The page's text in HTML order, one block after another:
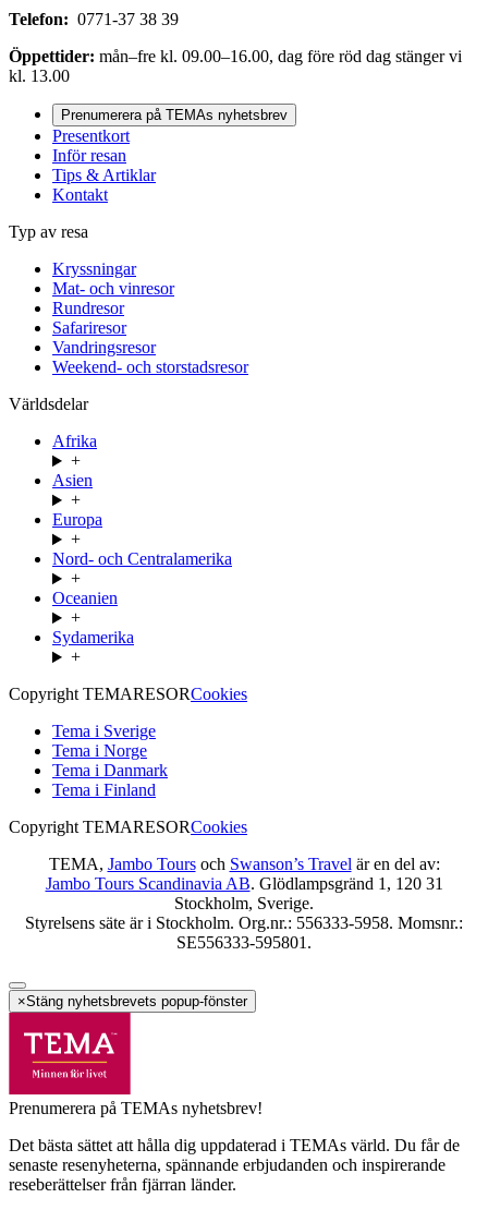
Telefon: 0771-37 38 39
Öppettider: mån–fre kl. 09.00–16.00, dag före röd dag stänger vi
kl. 13.00
Prenumerera på TEMAs nyhetsbrev
Presentkort
Inför resan
Tips & Artiklar
Kontakt
Typ av resa
Kryssningar
Mat- och vinresor
Rundresor
Safariresor
Vandringsresor
Weekend- och storstadsresor
Världsdelar
Afrika
+
Asien
+
Europa
+
Nord- och Centralamerika
+
Oceanien
+
Sydamerika
+
Copyright TEMARESORCookies
Tema i Sverige
Tema i Norge
Tema i Danmark
Tema i Finland
Copyright TEMARESORCookies
TEMA, Jambo Toursoch Swanson’s Travel är en del av:
Jambo Tours Scandinavia AB. Glödlampsgränd 1, 120 31
Stockholm, Sverige.
Styrelsens säte är i Stockholm. Org.nr.: 556333-5958. Momsnr.:
SE556333-595801.
×Stäng nyhetsbrevets popup-fönster
Prenumerera på TEMAs nyhetsbrev!
Det bästa sättet att hålla dig uppdaterad i TEMAs värld. Du får de
senaste resenyheterna, spännande erbjudanden och inspirerande
reseberättelser från fjärran länder.